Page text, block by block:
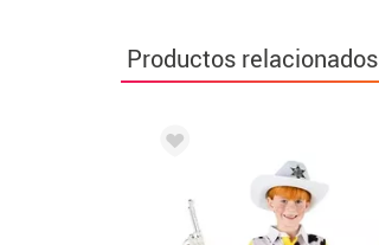
Productos relacionados